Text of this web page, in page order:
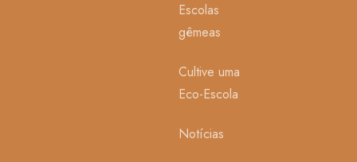
Escolas
gêmeas
Cultive uma
Eco-Escola
Notícias